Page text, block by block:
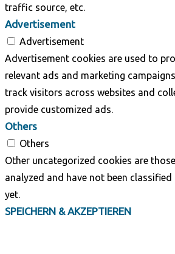
traffic source, etc.
Advertisement
Advertisement
Advertisement cookies are used to
relevant ads and marketing
track visitors across websites and
provide customized ads.
Others
Others
Other uncategorized cookies are
analyzed and have not been
yet.
SPEICHERN & AKZEPTIEREN